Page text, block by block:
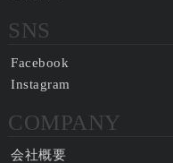
SNS
Facebook
Instagram
COMPANY
会社概要